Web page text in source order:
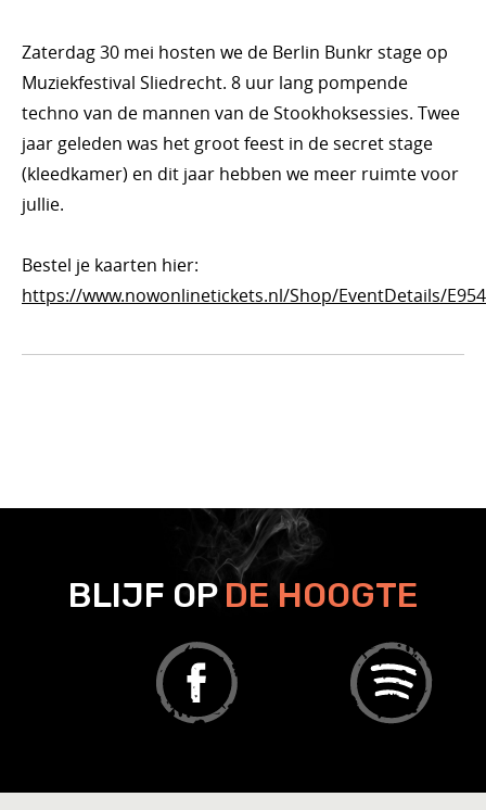
Zaterdag 30 mei hosten we de Berlin Bunkr stage op
Muziekfestival Sliedrecht. 8 uur lang pompende
techno van de mannen van de Stookhoksessies. Twee
jaar geleden was het groot feest in de secret stage
(kleedkamer) en dit jaar hebben we meer ruimte voor
jullie.
Bestel je kaarten hier:
https://www.nowonlinetickets.nl/Shop/EventDetails/
BLIJF OPDE HOOGTE